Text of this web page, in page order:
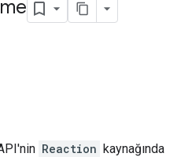
Reaction kaynağında